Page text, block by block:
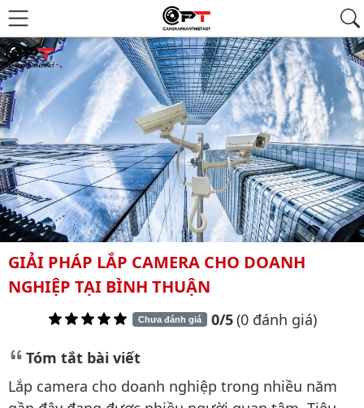
GIẢI PHÁP LẮP CAMERA CHO DOANH
NGHIỆP TẠI BÌNH THUẬN
Chưa đánh giá 0/5(0 đánh giá)
Tóm tắt bài viết
Lắp camera cho doanh nghiệp trong nhiều năm